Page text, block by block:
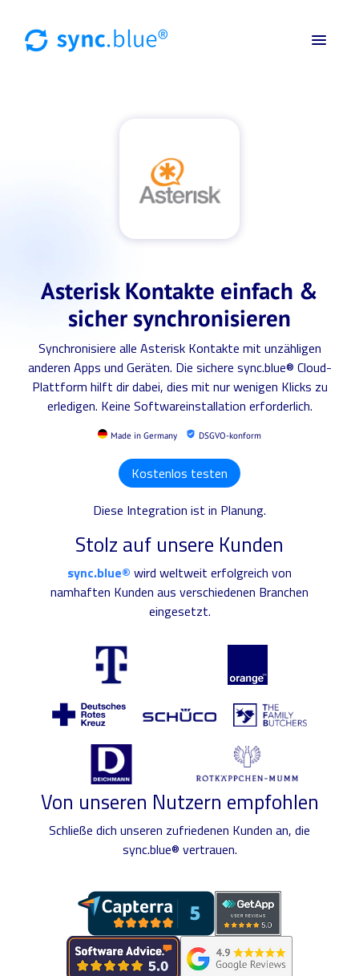
Asterisk Kontakte einfach &
sicher synchronisieren
Synchronisiere alle Asterisk Kontakte mit unzähligen
anderen Apps und Geräten. Die sichere sync.blue® Cloud-
Plattform hilft dir dabei, dies mit nur wenigen Klicks zu
erledigen. Keine Softwareinstallation erforderlich.
Made in Germany DSGVO-konform
Kostenlos testen
Diese Integration ist in Planung.
Stolz auf unsere Kunden
sync.blue® wird weltweit erfolgreich von
namhaften Kunden aus verschiedenen Branchen
eingesetzt.
Von unseren Nutzern empfohlen
Schließe dich unseren zufriedenen Kunden an, die
sync.blue® vertrauen.